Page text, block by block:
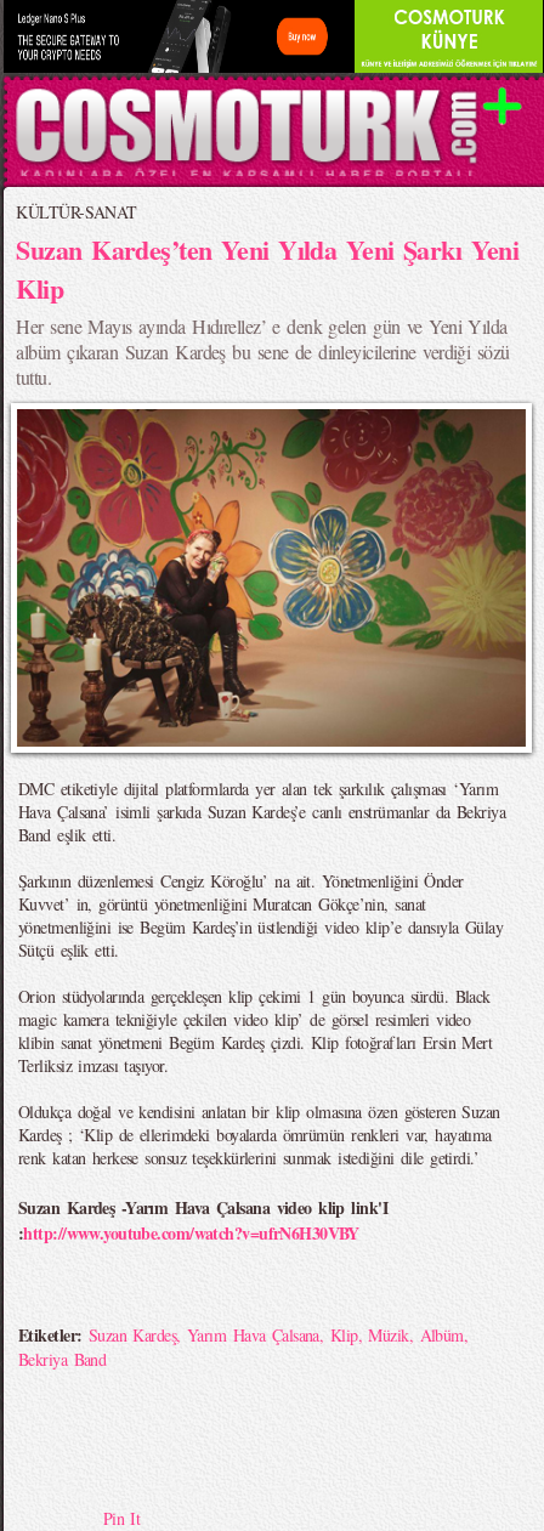
KÜLTÜR-SANAT
Suzan Kardeş’ten Yeni Yılda Yeni Şarkı Yeni
Klip
Her sene Mayıs ayında Hıdırellez’ e denk gelen gün ve Yeni Yılda
albüm çıkaran Suzan Kardeş bu sene de dinleyicilerine verdiği sözü
tuttu.
DMC etiketiyle dijital platformlarda yer alan tek şarkılık çalışması ‘Yarım
Hava Çalsana’ isimli şarkıda Suzan Kardeş’e canlı enstrümanlar da Bekriya
Band eşlik etti.
Şarkının düzenlemesi Cengiz Köroğlu’ na ait. Yönetmenliğini Önder
Kuvvet’ in, görüntü yönetmenliğini Muratcan Gökçe’nin, sanat
yönetmenliğini ise Begüm Kardeş’in üstlendiği video klip’e dansıyla Gülay
Sütçü eşlik etti.
Orion stüdyolarında gerçekleşen klip çekimi 1 gün boyunca sürdü. Black
magic kamera tekniğiyle çekilen video klip’ de görsel resimleri video
klibin sanat yönetmeni Begüm Kardeş çizdi. Klip fotoğrafları Ersin Mert
Terliksiz imzası taşıyor.
Oldukça doğal ve kendisini anlatan bir klip olmasına özen gösteren Suzan
Kardeş ; ‘Klip de ellerimdeki boyalarda ömrümün renkleri var, hayatıma
renk katan herkese sonsuz teşekkürlerini sunmak istediğini dile getirdi.’
Suzan Kardeş -Yarım Hava Çalsana video klip link'I
:http://www.youtube.com/watch?v=ufrN6H30VBY
Etiketler: Suzan Kardeş,Yarım Hava Çalsana, Klip,Müzik, Albüm,
Bekriya Band
Pin It